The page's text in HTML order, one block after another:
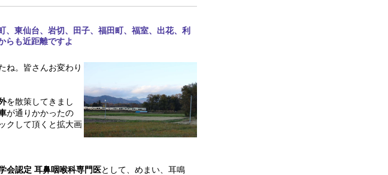
、東仙台、岩切、田子、福田町、福室、出花、利
らも近距離ですよ
ね。皆さんお変わり
を散策してきまし
が通りかかったの
クして頂くと拡大画
会認定 耳鼻咽喉科専門医として、めまい、耳鳴